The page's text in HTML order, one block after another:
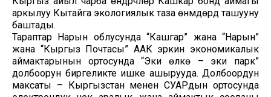
аркылуу Кытайга экологиялык таза өнүмдөрдү ташууну
баштады.
Тараптар Нарын облусунда “Кашгар” жана “Нарын”
жана “Кыргыз Почтасы” ААК эркин экономикалык
аймактарынын ортосунда “Эки өлкө – эки парк”
долбоорун биргеликте ишке ашырууда. Долбоордун
максаты – Кыргызстан менен СУАРдын ортосунда